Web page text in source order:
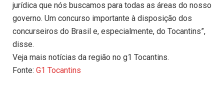
jurídica que nós buscamos para todas as áreas do nosso
governo. Um concurso importante à disposição dos
concurseiros do Brasil e, especialmente, do Tocantins”,
disse.
Veja mais notícias da região no g1 Tocantins.
Fonte: G1 Tocantins